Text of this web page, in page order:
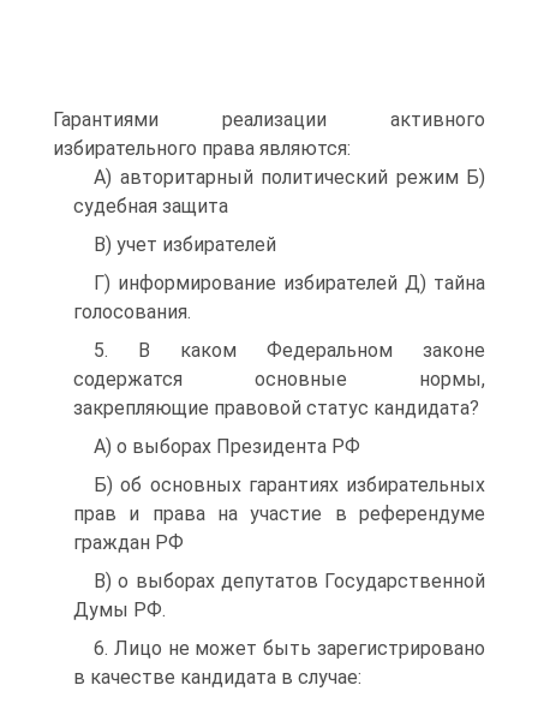
Гарантиями реализации активного
избирательного права являются:
A) авторитарный политический режим Б)
судебная защита
B) учет избирателей
Г) информирование избирателей Д) тайна
голосования.
5. В каком Федеральном законе
содержатся основные нормы,
закрепляющие правовой статус кандидата?
A) о выборах Президента РФ
Б) об основных гарантиях избирательных
прав и права на участие в референдуме
граждан РФ
B) о выборах депутатов Государственной
Думы РФ.
6. Лицо не может быть зарегистрировано
в качестве кандидата в случае: